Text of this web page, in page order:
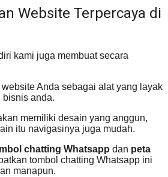
Website Terpercaya di
kami juga membuat secara
Anda sebagai alat yang layak
bisnis anda.
memiliki desain yang anggun,
itu navigasinya juga mudah.
chatting Whatsapp dan peta
tombol chatting Whatsapp ini
manapun.